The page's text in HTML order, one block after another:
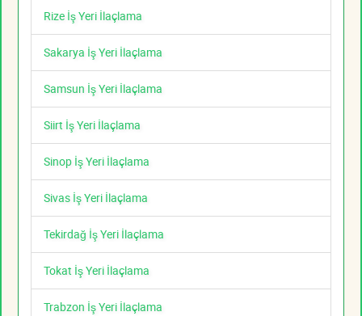
Rize İş Yeri İlaçlama
Sakarya İş Yeri İlaçlama
Samsun İş Yeri İlaçlama
Siirt İş Yeri İlaçlama
Sinop İş Yeri İlaçlama
Sivas İş Yeri İlaçlama
Tekirdağ İş Yeri İlaçlama
Tokat İş Yeri İlaçlama
Trabzon İş Yeri İlaçlama